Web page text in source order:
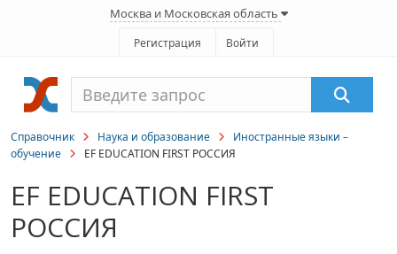
Москва и Московская область
Регистрация Войти
Справочник Наука и образование
Иностранные языки –
обучение
EF EDUCATION FIRST РОССИЯ
EF EDUCATION FIRST
РОССИЯ